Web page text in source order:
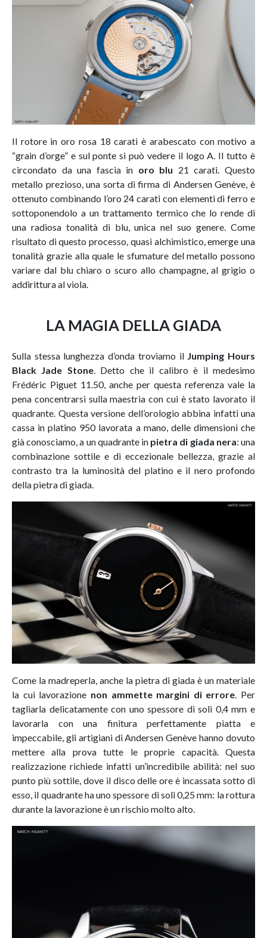
Il rotore in oro rosa 18 carati è arabescato con motivo a
“grain d’orge” e sul ponte si può vedere il logo A. Il tutto è
circondato da una fascia in oro blu 21 carati. Questo
metallo prezioso, una sorta di firma di Andersen Genève, è
ottenuto combinando l’oro 24 carati con elementi di ferro e
sottoponendolo a un trattamento termico che lo rende di
una radiosa tonalità di blu, unica nel suo genere. Come
risultato di questo processo, quasi alchimistico, emerge una
tonalità grazie alla quale le sfumature del metallo possono
variare dal blu chiaro o scuro allo champagne, al grigio o
addirittura al viola.
LA MAGIA DELLA GIADA
Sulla stessa lunghezza d’onda troviamo il Jumping Hours
Black Jade Stone. Detto che il calibro è il medesimo
Frédéric Piguet 11.50, anche per questa referenza vale la
pena concentrarsi sulla maestria con cui è stato lavorato il
quadrante. Questa versione dell’orologio abbina infatti una
cassa in platino 950 lavorata a mano, delle dimensioni che
già conosciamo, a un quadrante in pietra di giada nera: una
combinazione sottile e di eccezionale bellezza, grazie al
contrasto tra la luminosità del platino e il nero profondo
della pietra di giada.
Come la madreperla, anche la pietra di giada è un materiale
la cui lavorazione non ammette margini di errore. Per
tagliarla delicatamente con uno spessore di soli 0,4 mm e
lavorarla con una finitura perfettamente piatta e
impeccabile, gli artigiani di Andersen Genève hanno dovuto
mettere alla prova tutte le proprie capacità. Questa
realizzazione richiede infatti un’incredibile abilità: nel suo
punto più sottile, dove il disco delle ore è incassata sotto di
esso, il quadrante ha uno spessore di soli 0,25 mm: la rottura
durante la lavorazione è un rischio molto alto.